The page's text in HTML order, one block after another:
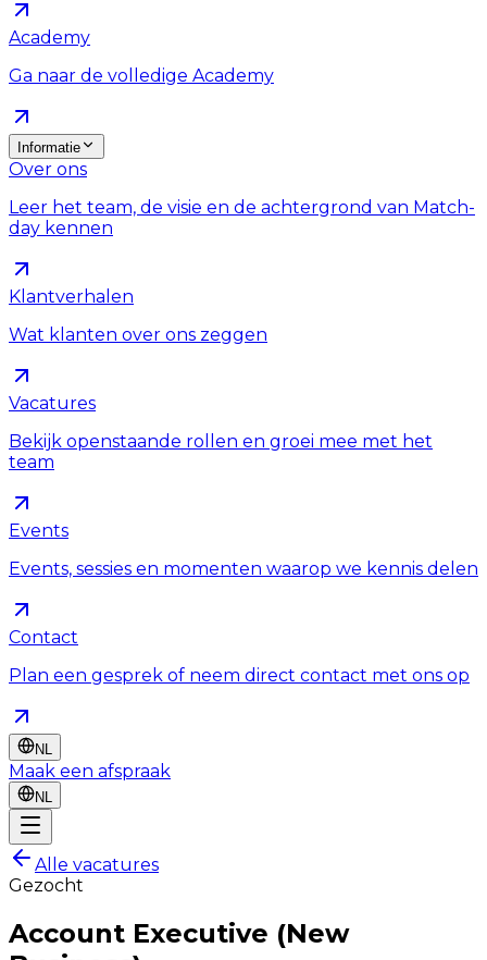
Academy
Ga naar de volledige Academy
Informatie
Over ons
Leer het team, de visie en de achtergrond van Match-
day kennen
Klantverhalen
Wat klanten over ons zeggen
Vacatures
Bekijk openstaande rollen en groei mee met het
team
Events
Events, sessies en momenten waarop we kennis delen
Contact
Plan een gesprek of neem direct contact met ons op
NL
Maak een afspraak
NL
Alle vacatures
Gezocht
Account Executive (New